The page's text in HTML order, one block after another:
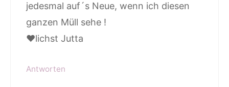
jedesmal auf´s Neue, wenn ich diesen
ganzen Müll sehe !
♥lichst Jutta
Antworten